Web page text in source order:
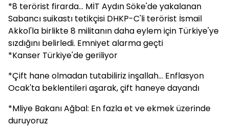
*8 terörist firarda... MİT Aydın Söke'de yakalanan
Sabancı suikastı tetikçisi DHKP-C'li terörist İsmail
Akkol'la birlikte 8 militanın daha eylem için Türkiye'ye
sızdığını belirledi. Emniyet alarma geçti
*Kanser Türkiye'de geriliyor
*Çift hane olmadan tutabiliriz inşallah... Enflasyon
Ocak'ta beklentileri aşarak, çift haneye dayandı
*Mliye Bakanı Ağbal: En fazla et ve ekmek üzerinde
duruyoruz